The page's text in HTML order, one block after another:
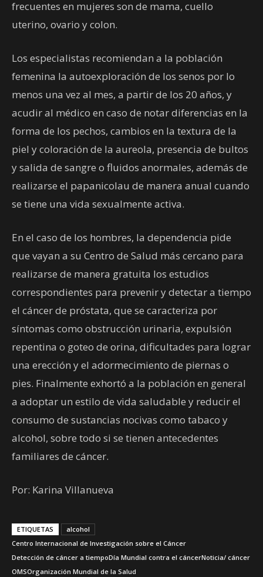
frecuentes en mujeres son de mama, cuello
uterino, ovario y colon.
Los especialistas recomiendan a la población
femenina la autoexploración de los senos por lo
menos una vez al mes, a partir de los 20 años, y
acudir al médico en caso de notar diferencias en la
forma de los pechos, cambios en la textura de la
piel y coloración de la aureola, presencia de bultos
y salida de sangre o fluidos anormales, además de
realizarse el papanicolau de manera anual cuando
se tiene una vida sexualmente activa.
En el caso de los hombres, la dependencia pide
que vayan a su Centro de Salud más cercano para
realizarse de manera gratuita los estudios
correspondientes para prevenir y detectar a tiempo
el cáncer de próstata, que se caracteriza por
síntomas como obstrucción urinaria, expulsión
repentina o goteo de orina, dificultades para lograr
una erección y el adormecimiento de piernas o
pies. Finalmente exhortó a la población en general
a adoptar un estilo de vida saludable y reducir el
consumo de sustancias nocivas como tabaco y
alcohol, sobre todo si se tienen antecedentes
familiares de cáncer.
Por: Karina Villanueva
ETIQUETAS
alcohol
Centro Internacional de Investigación sobre el Cáncer
Detección de cáncer a tiempoDía Mundial contra el cáncerNoticia/ cáncer
OMSOrganización Mundial de la Salud